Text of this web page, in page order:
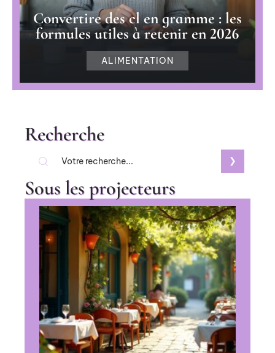
Convertire des cl en gramme : les
formules utiles à retenir en 2026
ALIMENTATION
Recherche
Sous les projecteurs